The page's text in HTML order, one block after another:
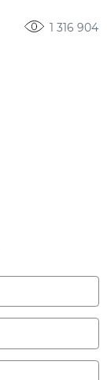
1 316 904